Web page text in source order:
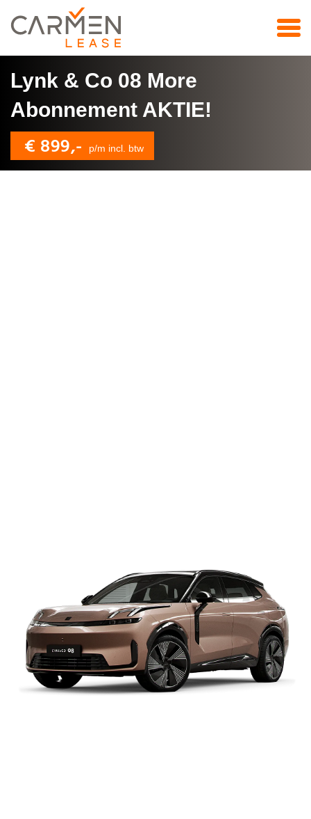
Lynk & Co 08 More
Abonnement AKTIE!
€ 899,- p/m incl. btw